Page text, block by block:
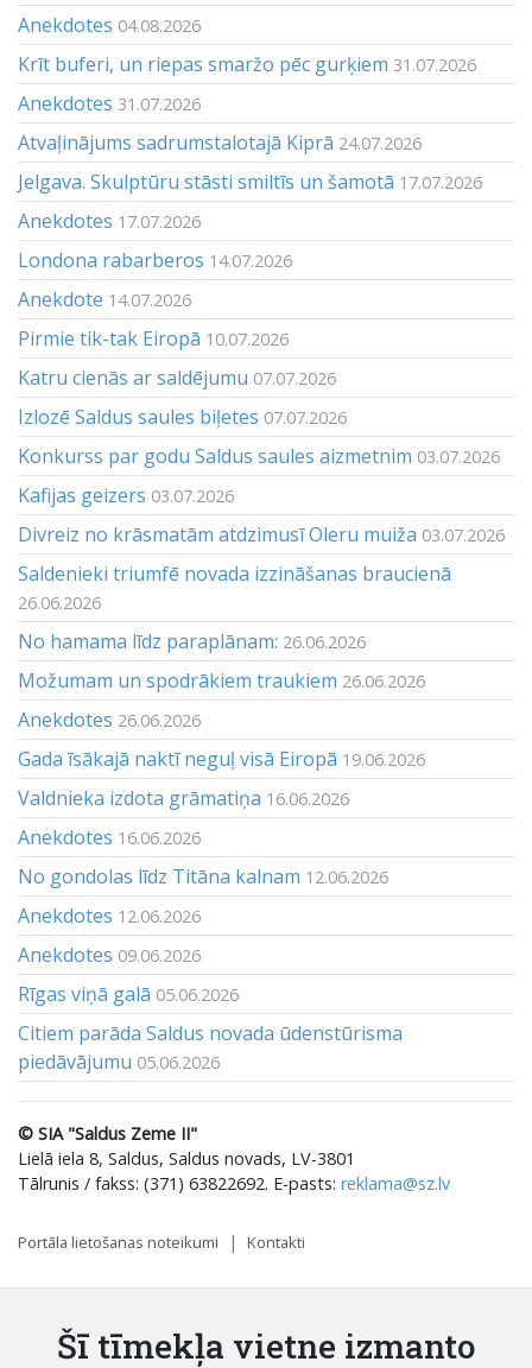
Anekdotes 04.08.2026
Krīt buferi, un riepas smaržo pēc gurķiem 31.07.2026
Anekdotes 31.07.2026
Atvaļinājums sadrumstalotajā Kiprā 24.07.2026
Jelgava. Skulptūru stāsti smiltīs un šamotā 17.07.2026
Anekdotes 17.07.2026
Londona rabarberos 14.07.2026
Anekdote 14.07.2026
Pirmie tik-tak Eiropā 10.07.2026
Katru cienās ar saldējumu 07.07.2026
Izlozē Saldus saules biļetes 07.07.2026
Konkurss par godu Saldus saules aizmetnim 03.07.2026
Kafijas geizers 03.07.2026
Divreiz no krāsmatām atdzimusī Oleru muiža 03.07.2026
Saldenieki triumfē novada izzināšanas braucienā
26.06.2026
No hamama līdz paraplānam: 26.06.2026
Možumam un spodrākiem traukiem 26.06.2026
Anekdotes 26.06.2026
Gada īsākajā naktī neguļ visā Eiropā 19.06.2026
Valdnieka izdota grāmatiņa 16.06.2026
Anekdotes 16.06.2026
No gondolas līdz Titāna kalnam 12.06.2026
Anekdotes 12.06.2026
Anekdotes 09.06.2026
Rīgas viņā galā 05.06.2026
Citiem parāda Saldus novada ūdenstūrisma
piedāvājumu 05.06.2026
© SIA "Saldus Zeme II"
Lielā iela 8, Saldus, Saldus novads, LV-3801
Tālrunis / fakss: (371) 63822692. E-pasts: reklama@sz.lv
Portāla lietošanas noteikumi Kontakti
Šī tīmekļa vietne izmanto